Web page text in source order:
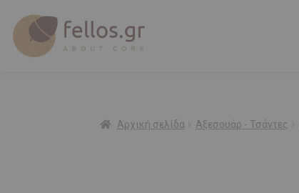
Αρχική σελίδα Αξεσουάρ - Τσάντες